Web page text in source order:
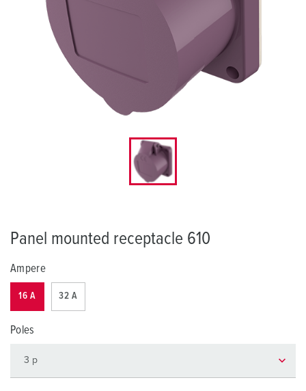
Panel mounted receptacle 610
Ampere
16 A 32 A
Poles